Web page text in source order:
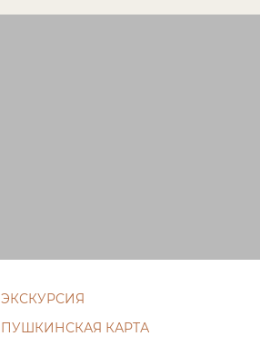
ЭКСКУРСИЯ
ПУШКИНСКАЯ КАРТА